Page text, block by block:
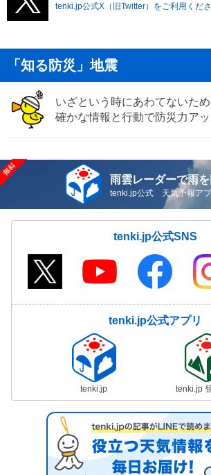
tenki.jp公式X（旧Twitter）をご利用くださ
「知る防災」地震
いざという時にあわてないため
確かな情報と行動で防災力ア
雨雲レーダーで雨を
tenki.jp公式 天気予報アプ
tenki.jp公式SNS
tenki.jp公式アプリ
tenki.jp tenki.jp